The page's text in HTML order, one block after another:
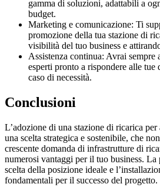
gamma di soluzioni, adattabili a
budget.
Marketing e comunicazione: Ti
promozione della tua stazione di
visibilità del tuo business e
Assistenza continua: Avrai sempre
esperti pronto a rispondere alle tue
caso di necessità.
Conclusioni
L’adozione di una stazione di ricarica per
una scelta strategica e sostenibile, che
crescente domanda di infrastrutture di
numerosi vantaggi per il tuo business. La
scelta della posizione ideale e
fondamentali per il successo del progetto.